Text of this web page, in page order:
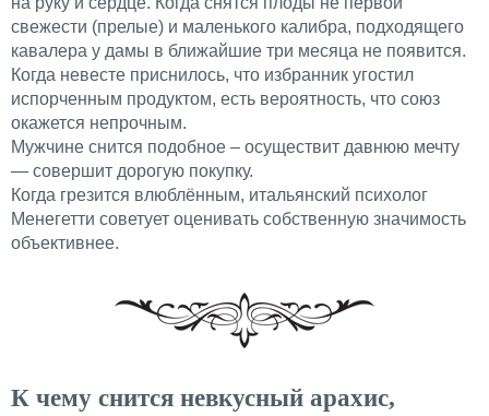
свежести (прелые) и маленького калибра, подходящего
кавалера у дамы в ближайшие три месяца не появится.
Когда невесте приснилось, что избранник угостил
испорченным продуктом, есть вероятность, что союз
окажется непрочным.
Мужчине снится подобное – осуществит давнюю мечту
— совершит дорогую покупку.
Когда грезится влюблённым, итальянский психолог
Менегетти советует оценивать собственную значимость
объективнее.
К чему снится невкусный арахис,